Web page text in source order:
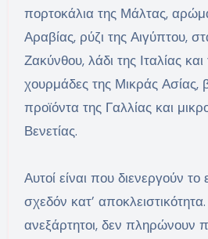
πορτοκάλια της Μάλτας,
Αραβίας, ρύζι της Αιγύπτου,
Ζακύνθου, λάδι της Ιταλίας
χουρμάδες της Μικράς Ασίας,
προϊόντα της Γαλλίας και
Βενετίας.
Αυτοί είναι που διενεργούν
σχεδόν κατ’
ανεξάρτητοι, δεν πληρώνουν